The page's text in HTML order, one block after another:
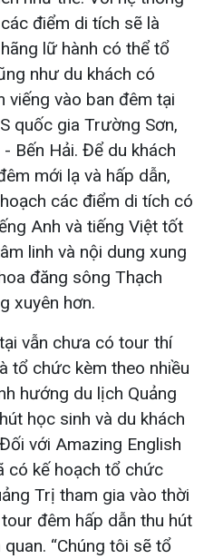
điểm di tích sẽ là
lữ hành có thể tổ
như du khách có
viếng vào ban đêm tại
quốc gia Trường Sơn,
Bến Hải. Để du khách
mới lạ và hấp dẫn,
các điểm di tích có
Anh và tiếng Việt tốt
linh và nội dung xung
đăng sông Thạch
xuyên hơn.
vẫn chưa có tour thí
tổ chức kèm theo nhiều
hướng du lịch Quảng
học sinh và du khách
với Amazing English
có kế hoạch tổ chức
Trị tham gia vào thời
đêm hấp dẫn thu hút
“Chúng tôi sẽ tổ